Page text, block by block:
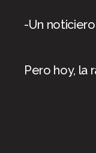
-Un
Pero hoy, la